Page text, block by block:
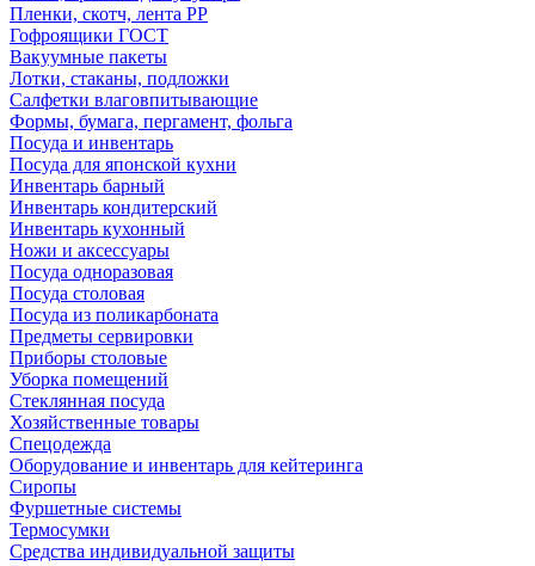
Пленки, скотч, лента РР
Гофроящики ГОСТ
Вакуумные пакеты
Лотки, стаканы, подложки
Салфетки влаговпитывающие
Формы, бумага, пергамент, фольга
Посуда и инвентарь
Посуда для японской кухни
Инвентарь барный
Инвентарь кондитерский
Инвентарь кухонный
Ножи и аксессуары
Посуда одноразовая
Посуда столовая
Посуда из поликарбоната
Предметы сервировки
Приборы столовые
Уборка помещений
Стеклянная посуда
Хозяйственные товары
Спецодежда
Оборудование и инвентарь для кейтеринга
Сиропы
Фуршетные системы
Термосумки
Средства индивидуальной защиты